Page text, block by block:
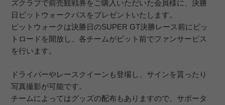
ズクラブで前売観戦券をご購入いただいた会員様に、決勝
日ピットウォークパスをプレゼントいたします。
ピットウォークは決勝日のSUPER GT決勝レース前にピッ
トロードを開放し、各チームがピット前でファンサービス
を行います。
ドライバーやレースクイーンも登場し、サインを貰ったり
写真撮影が可能です。
チームによってはグッズの配布もありますので、サポータ